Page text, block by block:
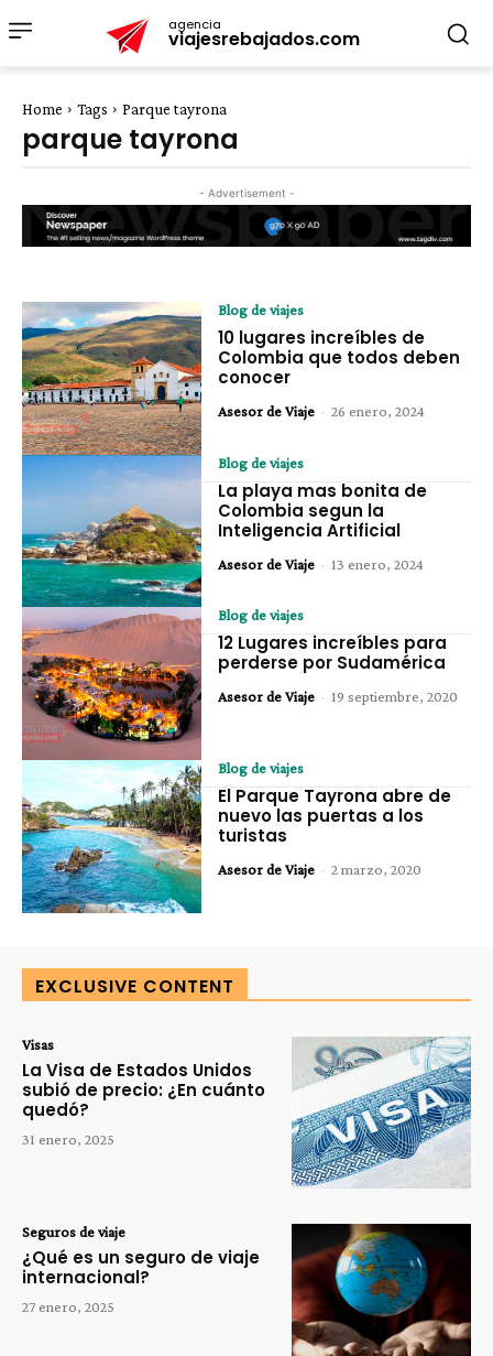
agencia
viajesrebajados.com
Home Tags Parque tayrona
parque tayrona
- Advertisement -
Blog de viajes
10 lugares increíbles de
Colombia que todos deben
conocer
Asesor de Viaje - 26 enero, 2024
Blog de viajes
La playa mas bonita de
Colombia segun la
Inteligencia Artificial
Asesor de Viaje - 13 enero, 2024
Blog de viajes
12 Lugares increíbles para
perderse por Sudamérica
Asesor de Viaje - 19 septiembre, 2020
Blog de viajes
El Parque Tayrona abre de
nuevo las puertas a los
turistas
Asesor de Viaje - 2 marzo, 2020
EXCLUSIVE CONTENT
Visas
La Visa de Estados Unidos
subió de precio: ¿En cuánto
quedó?
31 enero, 2025
Seguros de viaje
¿Qué es un seguro de viaje
internacional?
27 enero, 2025